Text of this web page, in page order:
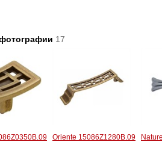
17
Oriente 15086Z1280B.09